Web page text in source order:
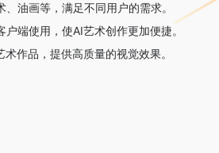
油画等，满足不同用户的需求。
端使用，使AI艺术创作更加便捷。
作品，提供高质量的视觉效果。